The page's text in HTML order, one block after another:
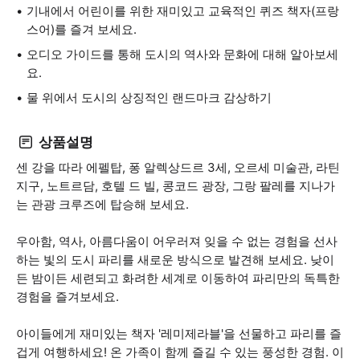
기내에서 어린이를 위한 재미있고 교육적인 퀴즈 책자(프랑
스어)를 즐겨 보세요.
오디오 가이드를 통해 도시의 역사와 문화에 대해 알아보세
요.
물 위에서 도시의 상징적인 랜드마크 감상하기
상품설명
센 강을 따라 에펠탑, 퐁 알렉상드르 3세, 오르세 미술관, 라틴
지구, 노트르담, 호텔 드 빌, 콩코드 광장, 그랑 팔레를 지나가
는 관광 크루즈에 탑승해 보세요.
우아함, 역사, 아름다움이 어우러져 잊을 수 없는 경험을 선사
하는 빛의 도시 파리를 새로운 방식으로 발견해 보세요. 낮이
든 밤이든 세련되고 화려한 세계로 이동하여 파리만의 독특한
경험을 즐겨보세요.
아이들에게 재미있는 책자 '레미제라블'을 선물하고 파리를 즐
겁게 여행하세요! 온 가족이 함께 즐길 수 있는 풍성한 경험. 이